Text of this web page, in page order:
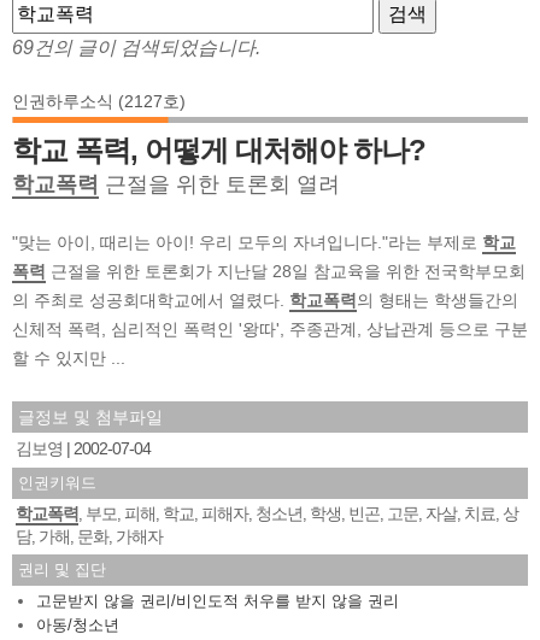
69건의 글이 검색되었습니다.
인권하루소식 (2127호)
학교 폭력, 어떻게 대처해야 하나?
학교폭력 근절을 위한 토론회 열려
"맞는 아이, 때리는 아이! 우리 모두의 자녀입니다."라는 부제로 학교
폭력 근절을 위한 토론회가 지난달 28일 참교육을 위한 전국학부모회
의 주최로 성공회대학교에서 열렸다. 학교폭력 의 형태는 학생들간의
신체적 폭력, 심리적인 폭력인 '왕따', 주종관계, 상납관계 등으로 구분
할 수 있지만 ...
글정보 및 첨부파일
김보영
2002-07-04
인권키워드
학교폭력 부모 피해 학교 피해자, 청소년 학생 빈곤 고문 자살, 치료 상
담, 가해 문화, 가해자
권리 및 집단
고문받지 않을 권리/비인도적 처우를 받지 않을 권리
아동/청소년